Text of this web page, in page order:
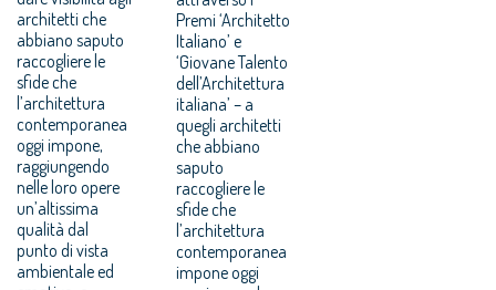
architetti che
abbiano saputo
raccogliere le
sfide che
l’architettura
contemporanea
oggi impone,
raggiungendo
nelle loro opere
un’altissima
qualità dal
punto di vista
ambientale ed
Premi ‘Architetto
Italiano’ e
‘Giovane Talento
dell’Architettura
italiana’ – a
quegli architetti
che abbiano
saputo
raccogliere le
sfide che
l’architettura
contemporanea
impone oggi